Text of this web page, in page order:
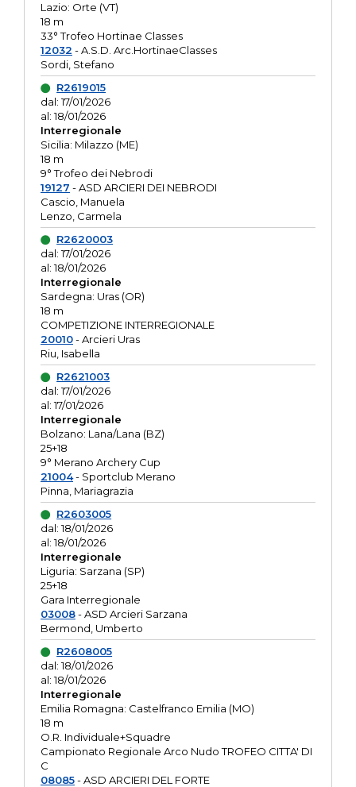
Lazio: Orte (VT)
18 m
33° Trofeo Hortinae Classes
12032 - A.S.D. Arc.HortinaeClasses
Sordi, Stefano
R2619015
dal: 17/01/2026
al: 18/01/2026
Interregionale
Sicilia: Milazzo (ME)
18 m
9° Trofeo dei Nebrodi
19127 - ASD ARCIERI DEI NEBRODI
Cascio, Manuela
Lenzo, Carmela
R2620003
dal: 17/01/2026
al: 18/01/2026
Interregionale
Sardegna: Uras (OR)
18 m
COMPETIZIONE INTERREGIONALE
20010- Arcieri Uras
Riu, Isabella
R2621003
dal: 17/01/2026
al: 17/01/2026
Interregionale
Bolzano: Lana/Lana (BZ)
25+18
9° Merano Archery Cup
21004- Sportclub Merano
Pinna, Mariagrazia
R2603005
dal: 18/01/2026
al: 18/01/2026
Interregionale
Liguria: Sarzana (SP)
25+18
Gara Interregionale
03008- ASD Arcieri Sarzana
Bermond, Umberto
R2608005
dal: 18/01/2026
al: 18/01/2026
Interregionale
Emilia Romagna: Castelfranco Emilia (MO)
18 m
O.R. Individuale+Squadre
Campionato Regionale Arco Nudo TROFEO CITTA' DI
C
08085- ASD ARCIERI DEL FORTE